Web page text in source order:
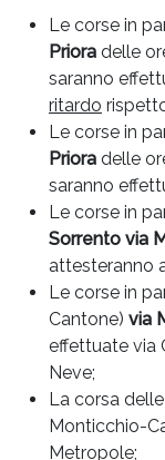
Le corse in
Priora delle
saranno
ritardo
Le corse in
Priora delle
saranno
Le corse in
Sorrento via
attesteranno
Le corse in
Cantone) via
effettuate via
Neve;
La corsa
Monticchio-
Metropole;